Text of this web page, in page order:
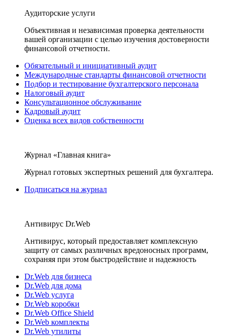
Аудиторские услуги
Объективная и независимая проверка деятельности
вашей организации с целью изучения достоверности
финансовой отчетности.
Обязательный и инициативный аудит
Международные стандарты финансовой отчетности
Подбор и тестирование бухгалтерского персонала
Налоговый аудит
Консультационное обслуживание
Кадровый аудит
Оценка всех видов собственности
Журнал «Главная книга»
Журнал готовых экспертных решений для бухгалтера.
Подписаться на журнал
Антивирус Dr.Web
Антивирус, который предоставляет комплексную
защиту от самых различных вредоносных программ,
сохраняя при этом быстродействие и надежность
Dr.Web для бизнеса
Dr.Web для дома
Dr.Web услуга
Dr.Web коробки
Dr.Web Office Shield
Dr.Web комплекты
Dr.Web утилиты